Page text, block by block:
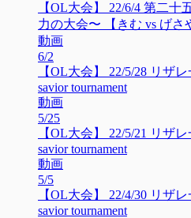
【OL大会】 22/6/4 第二
力の大会〜 【きむ vs げさ
動画
6/2
【OL大会】 22/5/28 リザ
savior tournament
動画
5/25
【OL大会】 22/5/21 リザ
savior tournament
動画
5/5
【OL大会】 22/4/30 リザ
savior tournament